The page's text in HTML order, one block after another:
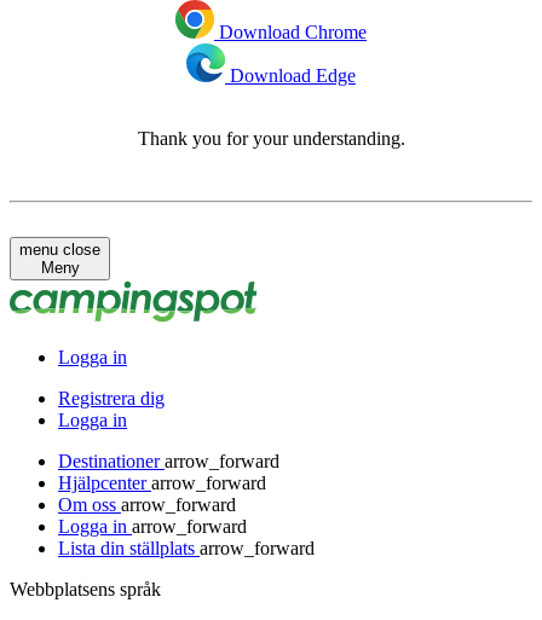
Download Chrome
Download Edge
Thank you for your understanding.
menu close
Meny
Logga in
Registrera dig
Logga in
Destinationerarrow_forward
Hjälpcenterarrow_forward
Om oss arrow_forward
Logga in arrow_forward
Lista din ställplats arrow_forward
Webbplatsens språk